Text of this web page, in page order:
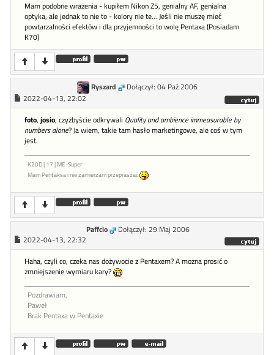
Mam podobne wrażenia - kupiłem Nikon Z5, genialny AF, genialna
optyka, ale jednak to nie to - kolory nie te... Jeśli nie muszę mieć
powtarzalności efektów i dla przyjemności to wolę Pentaxa (Posiadam
K70)
Ryszard
Dołączył: 04 Paź 2006
2022-04-13, 22:02
foto, josio, czyżbyście odkrywali Quality and ambience immeasurable by
numbers alone? Ja wiem, takie tam hasło marketingowe, ale coś w tym
jest.
K20D | 17 | ME-Super
Mam Pentaksa i nie zamierzam przepraszać
Paffcio
Dołączył: 29 Maj 2006
2022-04-13, 22:32
Haha, czyli co, czeka nas dożywocie z Pentaxem? A można prosić o
zmniejszenie wymiaru kary?
Pozdrawiam,
Paweł
Brak Pentaxa w Pentaxie